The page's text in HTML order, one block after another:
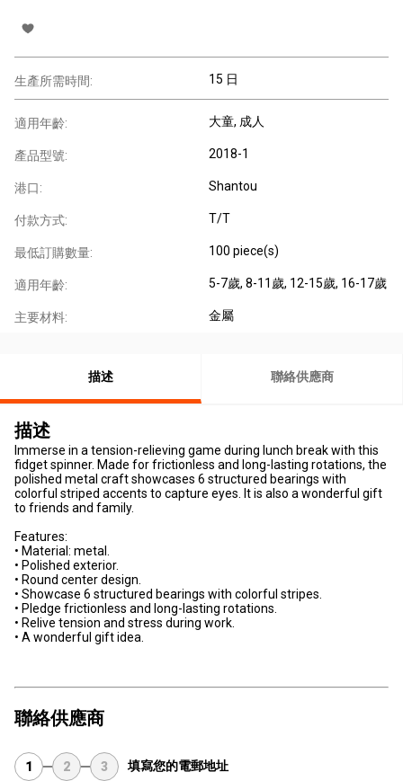
生產所需時間: 15 日
適用年齡: 大童, 成人
產品型號: 2018-1
港口: Shantou
付款方式: T/T
最低訂購數量: 100 piece(s)
適用年齡: 5-7歲, 8-11歲, 12-15歲, 16-17歲
主要材料: 金屬
描述 聯絡供應商
描述
Immerse in a tension-relieving game during lunch break with this
fidget spinner. Made for frictionless and long-lasting rotations, the
polished metal craft showcases 6 structured bearings with
colorful striped accents to capture eyes. It is also a wonderful gift
to friends and family.
Features:
• Material: metal.
• Polished exterior.
• Round center design.
• Showcase 6 structured bearings with colorful stripes.
• Pledge frictionless and long-lasting rotations.
• Relive tension and stress during work.
• A wonderful gift idea.
聯絡供應商
1 2 3 填寫您的電郵地址